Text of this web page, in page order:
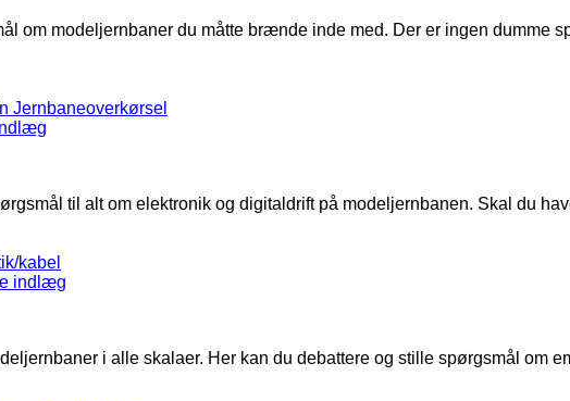
om modeljernbaner du måtte brænde inde med. Der er ingen dumme
Jernbaneoverkørsel
til alt om elektronik og digitaldrift på modeljernbanen. Skal du
kabel
indlæg
i alle skalaer. Her kan du debattere og stille spørgsmål om